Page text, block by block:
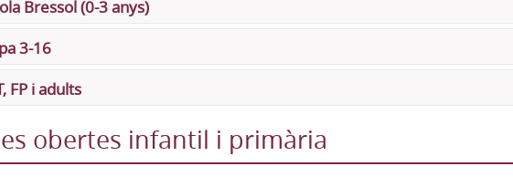
Bressol (0-3 anys)
3-16
FP i adults
obertes infantil i primària